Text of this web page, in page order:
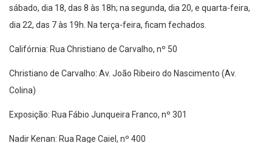
sábado, dia 18, das 8 às 18h; na segunda, dia 20, e quarta-feira,
dia 22, das 7 às 19h. Na terça-feira, ficam fechados.
Califórnia: Rua Christiano de Carvalho, nº 50
Christiano de Carvalho: Av. João Ribeiro do Nascimento (Av.
Colina)
Exposição: Rua Fábio Junqueira Franco, nº 301
Nadir Kenan: Rua Rage Caiel, nº 400